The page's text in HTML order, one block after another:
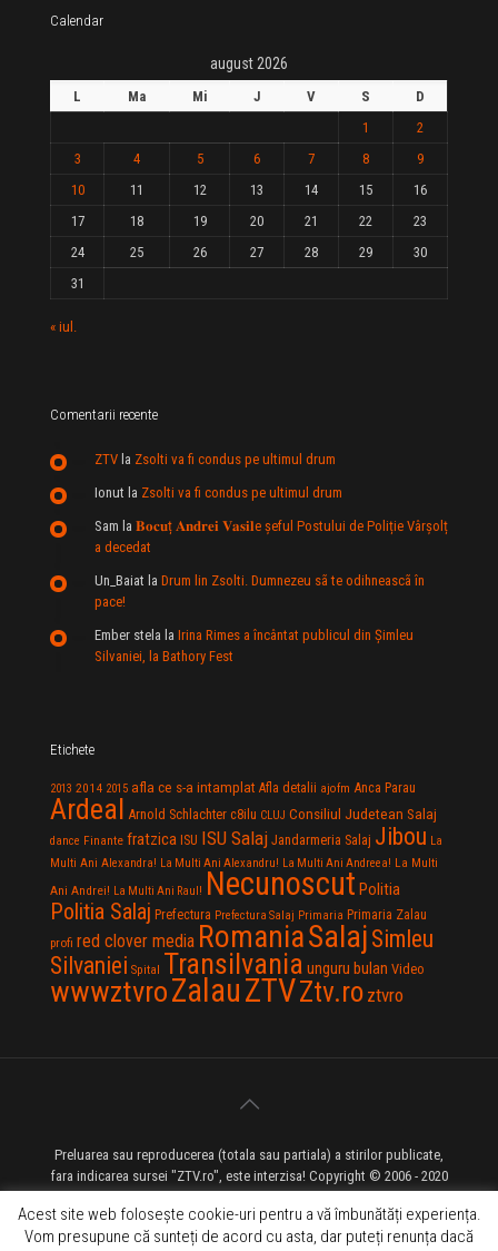
Calendar
august 2026
L Ma Mi J V S
D
1
2
3
4 5 6 7 8
9
10
11 12 13 14 15
16
17
18 19 20 21 22
23
24
25 26 27 28 29
30
31
« iul.
Comentarii recente
ZTV la Zsolti va fi condus pe ultimul drum
Ionut la Zsolti va fi condus pe ultimul drum
Sam la 𝐁𝐨𝐜𝐮ț 𝐀𝐧𝐝𝐫𝐞𝐢 𝐕𝐚𝐬𝐢𝐥e şeful Postului de Poliție Vârșolț
a decedat
Un_Baiat la Drum lin Zsolti. Dumnezeu sã te odihneascã în
pace!
Ember stela la Irina Rimes a încântat publicul din Şimleu
Silvaniei, la Bathory Fest
Etichete
2013 2014 2015 afla ce s-a intamplat Afla detalii ajofm Anca Parau
Ardeal Arnold Schlachter c8ilu CLUJ Consiliul Judetean Salaj
dance Finante fratzica ISU ISU Salaj Jandarmeria Salaj Jibou La
Multi Ani Alexandra! La Multi Ani Alexandru! La Multi Ani Andreea! La Multi
Ani Andrei! La Multi Ani Raul! Necunoscut Politia
Politia Salaj Prefectura Prefectura Salaj Primaria Primaria Zalau
profi red clover media RomaniaSalaj Simleu
Silvaniei Spital Transilvania unguru bulan Video
wwwztvroZalauZTVZtv.ro ztvro
Preluarea sau reproducerea (totala sau partiala) a stirilor publicate,
fara indicarea sursei "ZTV.ro", este interzisa! Copyright © 2006 - 2020
ZTV.ro - Televiziune pe Internet - Zalau TV
Acest site web folosește cookie-uri pentru a vă îmbunătăți experiența.
Vom presupune că sunteți de acord cu asta, dar puteți renunța dacă